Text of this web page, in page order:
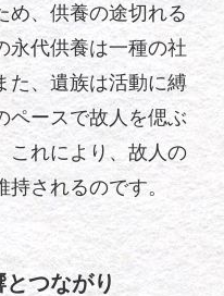
め、供養の途切れる
永代供養は一種の社
た、遺族は活動に縛
ペースで故人を偲ぶ
これにより、故人の
されるのです。
つながり